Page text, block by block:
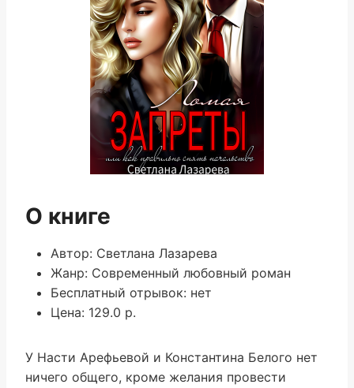
О книге
Автор: Светлана Лазарева
Жанр: Современный любовный роман
Бесплатный отрывок: нет
Цена: 129.0 р.
У Насти Арефьевой и Константина Белого нет
ничего общего, кроме желания провести